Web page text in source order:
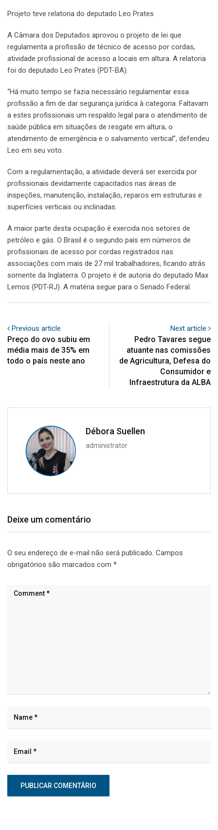
Projeto teve relatoria do deputado Leo Prates
A Câmara dos Deputados aprovou o projeto de lei que
regulamenta a profissão de técnico de acesso por cordas,
atividade profissional de acesso a locais em altura. A relatoria
foi do deputado Leo Prates (PDT-BA).
“Há muito tempo se fazia necessário regulamentar essa
profissão a fim de dar segurança jurídica à categoria. Faltavam
a estes profissionais um respaldo legal para o atendimento de
saúde pública em situações de resgate em altura, o
atendimento de emergência e o salvamento vertical”, defendeu
Leo em seu voto.
Com a regulamentação, a atividade deverá ser exercida por
profissionais devidamente capacitados nas áreas de
inspeções, manutenção, instalação, reparos em estruturas e
superfícies verticais ou inclinadas.
A maior parte desta ocupação é exercida nos setores de
petróleo e gás. O Brasil é o segundo país em números de
profissionais de acesso por cordas registrados nas
associações com mais de 27 mil trabalhadores, ficando atrás
somente da Inglaterra. O projeto é de autoria do deputado Max
Lemos (PDT-RJ). A matéria segue para o Senado Federal.
Previous article
Preço do ovo subiu em
média mais de 35% em
todo o país neste ano
Next article
Pedro Tavares segue
atuante nas comissões
de Agricultura, Defesa do
Consumidor e
Infraestrutura da ALBA
Débora Suellen
administrator
Deixe um comentário
O seu endereço de e-mail não será publicado. Campos
obrigatórios são marcados com *